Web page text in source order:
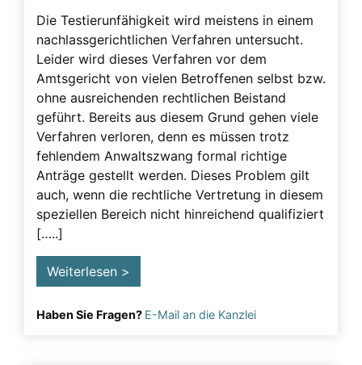
Die Testierunfähigkeit wird meistens in einem
nachlassgerichtlichen Verfahren untersucht.
Leider wird dieses Verfahren vor dem
Amtsgericht von vielen Betroffenen selbst bzw.
ohne ausreichenden rechtlichen Beistand
geführt. Bereits aus diesem Grund gehen viele
Verfahren verloren, denn es müssen trotz
fehlendem Anwaltszwang formal richtige
Anträge gestellt werden. Dieses Problem gilt
auch, wenn die rechtliche Vertretung in diesem
speziellen Bereich nicht hinreichend qualifiziert
[…..]
Weiterlesen >
Haben Sie Fragen? E-Mail an die Kanzlei
Erbunwürdigkeit
Ersatzansprüche
Familie
Familiengeschichte wurde zerstört
Fassadenverhalten
Gericht
Geschädigte
Geschäftsunfähigkeit
Gesprächsüberwachung
Gutachten